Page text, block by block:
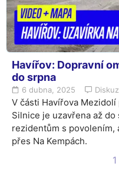
Havířov: Dopravní
do srpna
6 dubna, 2025
V části Havířova
Silnice je uzavřena až
rezidentům s povolením,
přes Na Kempách.
1